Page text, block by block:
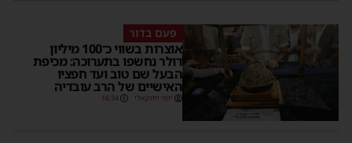
פעם בדור
אוצרות בשווי כ־100 מיליון
דולר נחשפו בתערוכה: מכיפת
הבעל שם טוב ועד חפציו
האישיים של הרב עובדיה
יוסי יחזקאלי 16:34